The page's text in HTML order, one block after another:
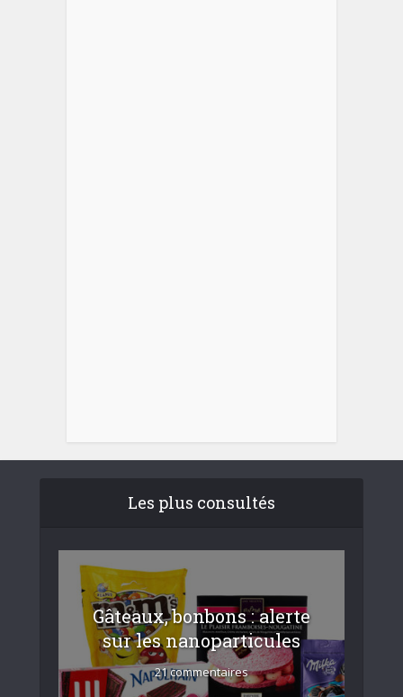
Les plus consultés
Gâteaux, bonbons : alerte
sur les nanoparticules
21 commentaires